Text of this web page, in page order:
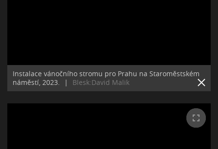
Instalace vánočního stromu pro Prahu na Staroměstském
náměstí, 2023.
| Blesk:David Malik